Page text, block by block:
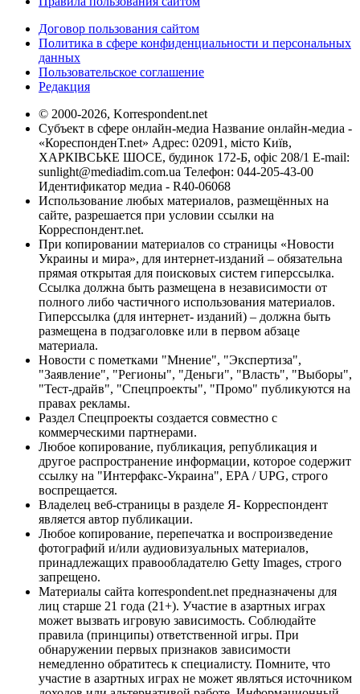
Договор пользования сайтом
Политика в сфере конфиденциальности и персональных
данных
Пользовательское соглашение
Редакция
© 2000-2026, Korrespondent.net
Субъект в сфере онлайн-медиа Название онлайн-медиа -
«КореспонденТ.net» Адрес: 02091, місто Київ,
ХАРКІВСЬКЕ ШОСЕ, будинок 172-Б, офіс 208/1 E-mail:
sunlight@mediadim.com.ua Телефон: 044-205-43-00
Идентификатор медиа - R40-06068
Использование любых материалов, размещённых на
сайте, разрешается при условии ссылки на
Корреспондент.net.
При копировании материалов со страницы «Новости
Украины и мира», для интернет-изданий – обязательна
прямая открытая для поисковых систем гиперссылка.
Ссылка должна быть размещена в независимости от
полного либо частичного использования материалов.
Гиперссылка (для интернет- изданий) – должна быть
размещена в подзаголовке или в первом абзаце
материала.
Новости с пометками "Мнение", "Экспертиза",
"Заявление", "Регионы", "Деньги", "Власть", "Выборы",
"Тест-драйв", "Спецпроекты", "Промо" публикуются на
правах рекламы.
Раздел Спецпроекты создается совместно с
коммерческими партнерами.
Любое копирование, публикация, републикация и
другое распространение информации, которое содержит
ссылку на "Интерфакс-Украина", EPA / UPG, строго
воспрещается.
Владелец веб-страницы в разделе Я- Корреспондент
является автор публикации.
Любое копирование, перепечатка и воспроизведение
фотографий и/или аудиовизуальных материалов,
принадлежащих правообладателю Getty Images, строго
запрещено.
Материалы сайта korrespondent.net предназначены для
лиц старше 21 года (21+). Участие в азартных играх
может вызвать игровую зависимость. Соблюдайте
правила (принципы) ответственной игры. При
обнаружении первых признаков зависимости
немедленно обратитесь к специалисту. Помните, что
участие в азартных играх не может являться источником